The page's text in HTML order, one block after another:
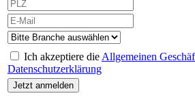
Ich akzeptiere die Allgemeinen
Datenschutzerklärung